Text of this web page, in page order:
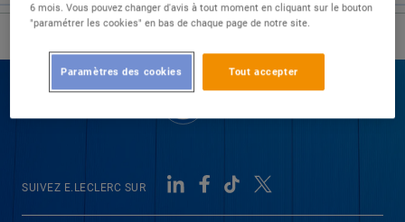
SUIVEZ E.LECLERC SUR
6 mois. Vous pouvez changer d'avis à tout moment en cliquant sur le bouton
"paramétrer les cookies" en bas de chaque page de notre site.
Tout accepter
Paramètres des cookies